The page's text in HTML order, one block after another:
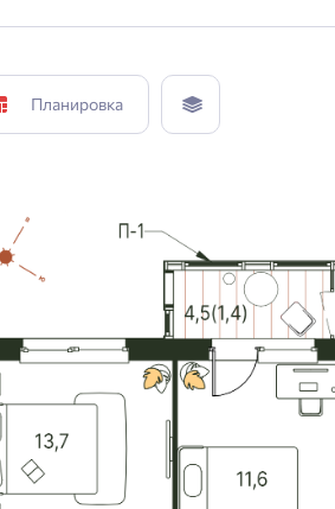
Планировка